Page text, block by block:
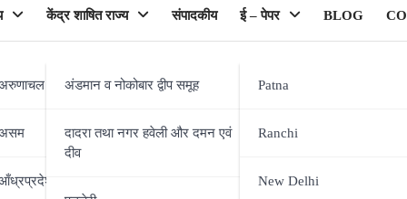
प्रदेश
केंद्र शाषित राज्य
अंडमान व नोकोबार द्वीप समूह
दादरा तथा नगर हवेली और दमन एवं
दीव
संपादकीय ई – पेपर
Patna
Ranchi
New Delhi
BLOG
प्रतियोगिता आयोजित